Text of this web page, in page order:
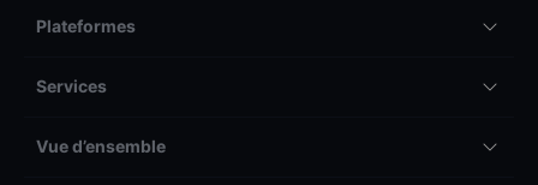
Plateformes
Services
Vue d’ensemble